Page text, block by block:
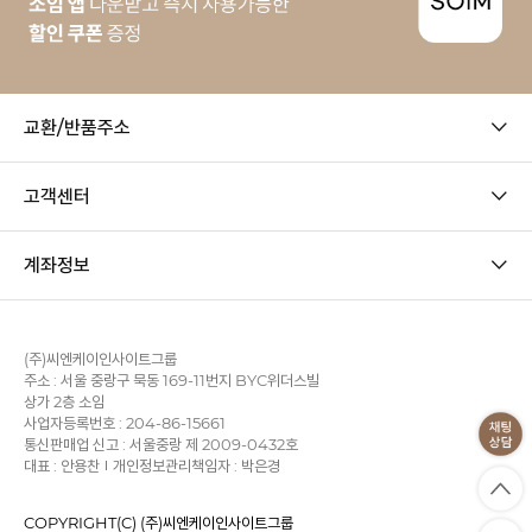
교환/반품주소
고객센터
계좌정보
(주)씨엔케이인사이트그룹
주소 : 서울 중랑구 묵동 169-11번지 BYC위더스빌
상가 2층 소임
사업자등록번호 : 204-86-15661
통신판매업 신고 : 서울중랑 제 2009-0432호
대표 : 안용찬
개인정보관리책임자 : 박은경
COPYRIGHT(C) (주)씨엔케이인사이트그룹